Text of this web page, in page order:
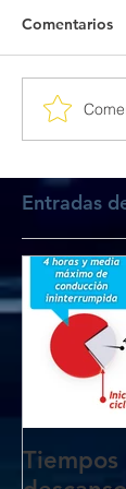
Comentarios
Entradas